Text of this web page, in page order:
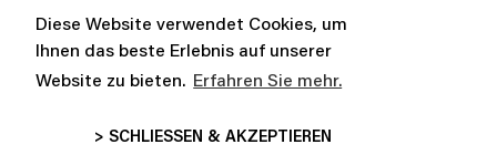
Diese Website verwendet Cookies, um
Ihnen das beste Erlebnis auf unserer
Website zu bieten. Erfahren Sie mehr.
> SCHLIESSEN & AKZEPTIEREN
ABONNE-TOI ET PROFITE DE